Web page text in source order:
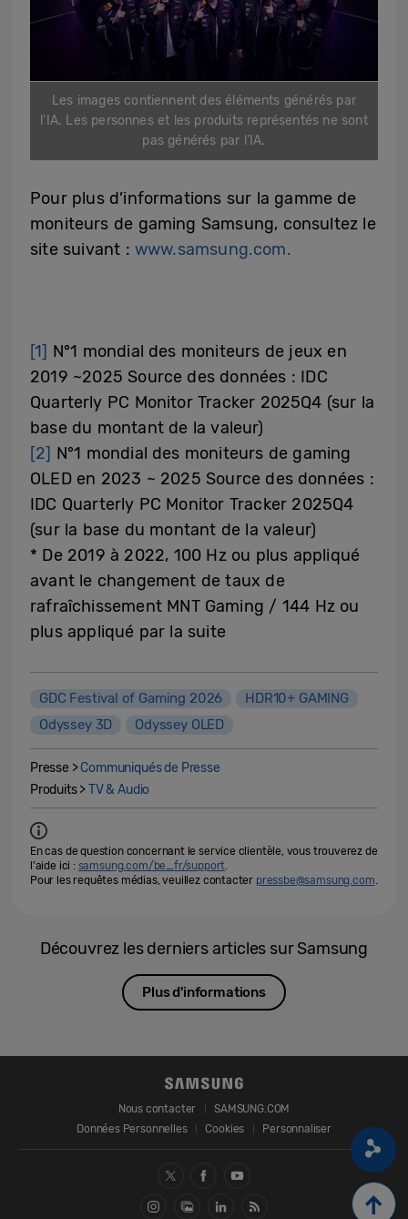
Les images contiennent des éléments générés par
l’IA. Les personnes et les produits représentés ne sont
pas générés par l’IA.
Pour plus d’informations sur la gamme de
moniteurs de gaming Samsung, consultez le
site suivant : www.samsung.com.
[1] N°1 mondial des moniteurs de jeux en
2019 ~2025 Source des données : IDC
Quarterly PC Monitor Tracker 2025Q4 (sur la
base du montant de la valeur)
[2] N°1 mondial des moniteurs de gaming
OLED en 2023 ~ 2025 Source des données :
IDC Quarterly PC Monitor Tracker 2025Q4
(sur la base du montant de la valeur)
* De 2019 à 2022, 100 Hz ou plus appliqué
avant le changement de taux de
rafraîchissement MNT Gaming / 144 Hz ou
plus appliqué par la suite
GDC Festival of Gaming 2026
HDR10+ GAMING
Odyssey 3D
Odyssey OLED
Presse >Communiqués de Presse
Produits >TV & Audio
En cas de question concernant le service clientèle, vous trouverez de
l'aide ici : samsung.com/be_fr/support.
Pour les requêtes médias, veuillez contacter pressbe@samsung.com.
Découvrez les derniers articles sur Samsung
Plus d'informations
Nous contacter
SAMSUNG.COM
Données Personnelles
Cookies Personnaliser